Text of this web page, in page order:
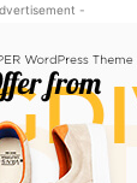
-